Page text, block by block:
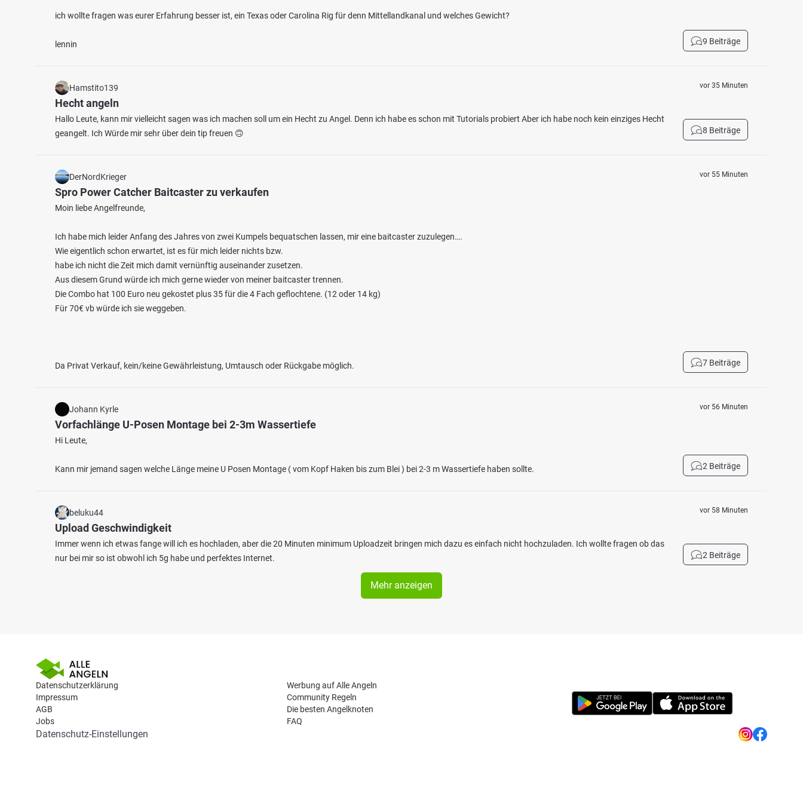
259 38
Nahe (Staudernheim)
Fluss bei 55568 Abtweiler
Alsenz (Winnweiler)
ich wollte fragen was eurer Erfahrung besser ist, ein Texas oder Carolina Rig für denn Mittellandkanal und welches Gewicht?
lennin 9 Beiträge
Hamstito139
Hecht angeln
Hallo Leute, kann mir vielleicht sagen was ich machen soll um ein Hecht zu Angel. Denn ich habe es schon mit Tutorials probiert Aber ich habe noch kein einziges Hecht
geangelt. Ich Würde mir sehr über dein tip freuen 🙃
vor 35 Minuten
8 Beiträge
DerNordKrieger
Spro Power Catcher Baitcaster zu verkaufen
Moin liebe Angelfreunde,
Ich habe mich leider Anfang des Jahres von zwei Kumpels bequatschen lassen, mir eine baitcaster zuzulegen….
Wie eigentlich schon erwartet, ist es für mich leider nichts bzw.
habe ich nicht die Zeit mich damit vernünftig auseinander zusetzen.
Aus diesem Grund würde ich mich gerne wieder von meiner baitcaster trennen.
Die Combo hat 100 Euro neu gekostet plus 35 für die 4 Fach geflochtene. (12 oder 14 kg)
Für 70€ vb würde ich sie weggeben.
Da Privat Verkauf, kein/keine Gewährleistung, Umtausch oder Rückgabe möglich.
vor 55 Minuten
7 Beiträge
Johann Kyrle
Vorfachlänge U-Posen Montage bei 2-3m Wassertiefe
Hi Leute,
Kann mir jemand sagen welche Länge meine U Posen Montage ( vom Kopf Haken bis zum Blei ) bei 2-3 m Wassertiefe haben sollte.
vor 56 Minuten
2 Beiträge
beluku44
Upload Geschwindigkeit
Immer wenn ich etwas fange will ich es hochladen, aber die 20 Minuten minimum Uploadzeit bringen mich dazu es einfach nicht hochzuladen. Ich wollte fragen ob das
nur bei mir so ist obwohl ich 5g habe und perfektes Internet.
vor 58 Minuten
2 Beiträge
Mehr anzeigen
Datenschutzerklärung
Impressum
AGB
Jobs
Werbung auf Alle Angeln
Community Regeln
Die besten Angelknoten
FAQ
Datenschutz-Einstellungen